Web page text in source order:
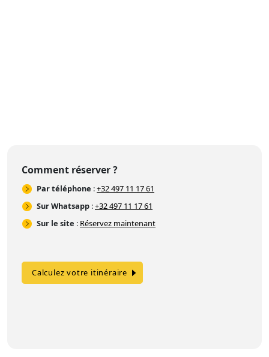
Comment réserver ?
Par téléphone :+32 497 11 17 61
Sur Whatsapp :+32 497 11 17 61
Sur le site : Réservez maintenant
Calculez votre itinéraire